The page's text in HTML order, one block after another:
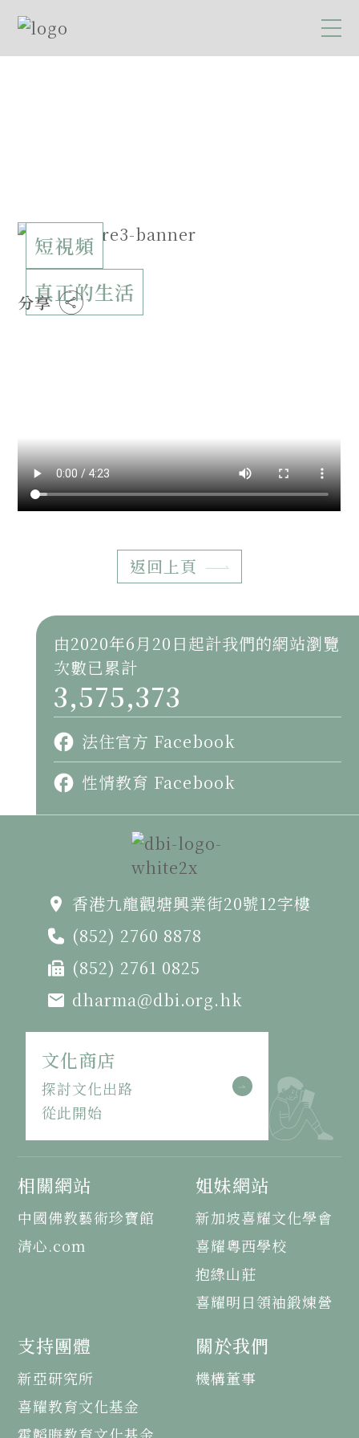
短視頻
真正的生活
分享
返回上頁
由2020年6月20日起計我們的網站瀏覽
次數已累計
3,575,373
法住官方 Facebook
性情教育 Facebook
香港九龍觀塘興業街20號12字樓
(852) 2760 8878
(852) 2761 0825
dharma@dbi.org.hk
文化商店
探討文化出路
從此開始
相關網站
中國佛教藝術珍寶館
清心.com
姐妹網站
新加坡喜耀文化學會
喜耀粵西學校
抱綠山莊
喜耀明日領袖鍛煉營
支持團體
新亞研究所
喜耀教育文化基金
關於我們
機構董事